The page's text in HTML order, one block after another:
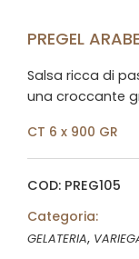
PREGEL
Salsa ricca di
una croccante
CT 6 x 900 GR
COD: PREG105
Categoria:
GELATERIA,